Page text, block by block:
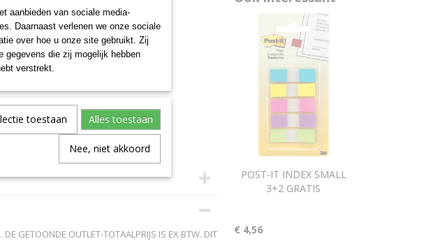
HP
GETOONDE OUTLET-TOTAALPRIJS IS EX BTW. DIT
POST-IT INDEX SMALL
3+2 GRATIS
€ 4,56
aanbieden van sociale media-
Daarnaast verlenen we onze sociale
over hoe u onze site gebruikt. Zij
gegevens die zij mogelijk hebben
verstrekt.
toestaan Alles toestaan
Nee, niet akkoord